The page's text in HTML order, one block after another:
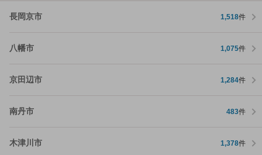
長岡京市 1,518件
八幡市 1,075件
京田辺市 1,284件
南丹市 483件
木津川市 1,378件